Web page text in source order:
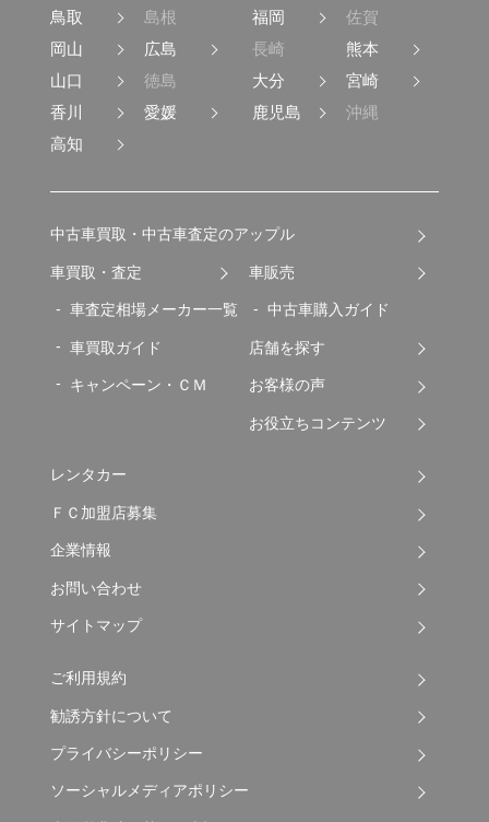
鳥取
島根
岡山
広島
山口
徳島
香川
愛媛
高知
福岡
佐賀
長崎
熊本
大分
宮崎
鹿児島
沖縄
中古車買取・中古車査定のアップル
車買取・査定
車査定相場メーカー一覧
車買取ガイド
キャンペーン・ＣＭ
車販売
中古車購入ガイド
店舗を探す
お客様の声
お役立ちコンテンツ
レンタカー
ＦＣ加盟店募集
企業情報
お問い合わせ
サイトマップ
ご利用規約
勧誘方針について
プライバシーポリシー
ソーシャルメディアポリシー